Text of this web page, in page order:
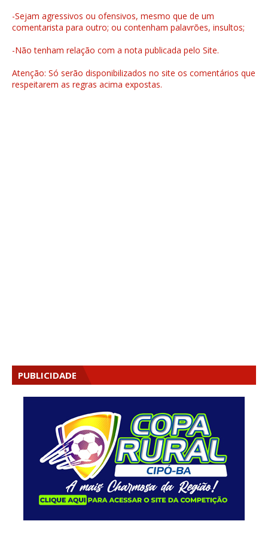
-Sejam agressivos ou ofensivos, mesmo que de um
comentarista para outro; ou contenham palavrões, insultos;
-Não tenham relação com a nota publicada pelo Site.
Atenção: Só serão disponibilizados no site os comentários que
respeitarem as regras acima expostas.
PUBLICIDADE